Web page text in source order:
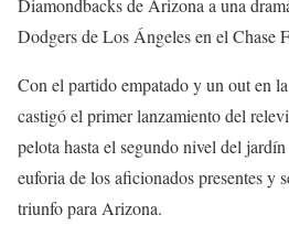
Diamondbacks de Arizona a una
Dodgers de Los Ángeles en el Chase
Con el partido empatado y un out en
castigó el primer lanzamiento del
pelota hasta el segundo nivel del
euforia de los aficionados presentes y
triunfo para Arizona.